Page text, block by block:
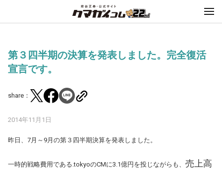
第３四半期の決算を発表しました。完全復活
宣言です。
share：
2014年11月1日
昨日、7月～9月の第３四半期決算を発表しました。
一時的戦略費用である.tokyoのCMに3.1億円を投じながらも、 売上高